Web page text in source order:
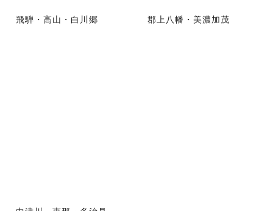
飛騨・高山・白川郷 郡上八幡・美濃加茂